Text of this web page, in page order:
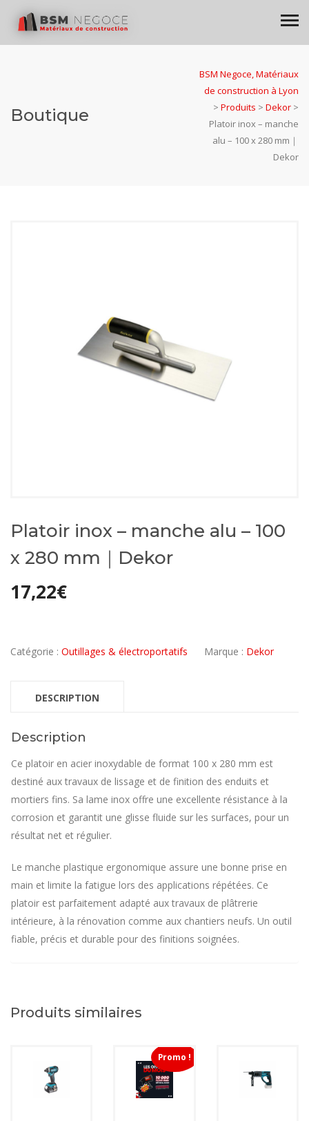
Boutique
BSM Negoce, Matériaux
de construction à Lyon
> Produits > Dekor >
Platoir inox – manche
alu – 100 x 280 mm｜
Dekor
Platoir inox – manche alu – 100
x 280 mm｜Dekor
17,22€
Catégorie : Outillages & électroportatifs Marque : Dekor
DESCRIPTION
Description
Ce platoir en acier inoxydable de format 100 x 280 mm est
destiné aux travaux de lissage et de finition des enduits et
mortiers fins. Sa lame inox offre une excellente résistance à la
corrosion et garantit une glisse fluide sur les surfaces, pour un
résultat net et régulier.
Le manche plastique ergonomique assure une bonne prise en
main et limite la fatigue lors des applications répétées. Ce
platoir est parfaitement adapté aux travaux de plâtrerie
intérieure, à la rénovation comme aux chantiers neufs. Un outil
fiable, précis et durable pour des finitions soignées.
Produits similaires
Promo !